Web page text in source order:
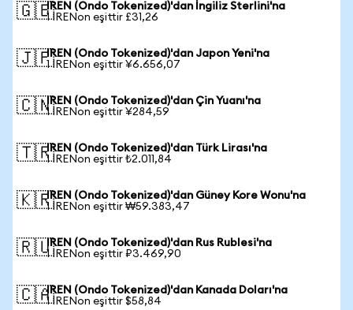
🇬🇧IREN (Ondo Tokenized)'dan İngiliz Sterlini'na
1 IRENon eşittir £31,26
🇯🇵IREN (Ondo Tokenized)'dan Japon Yeni'na
1 IRENon eşittir ¥6.656,07
🇨🇳IREN (Ondo Tokenized)'dan Çin Yuanı'na
1 IRENon eşittir ¥284,59
🇹🇷IREN (Ondo Tokenized)'dan Türk Lirası'na
1 IRENon eşittir ₺2.011,84
🇰🇷IREN (Ondo Tokenized)'dan Güney Kore Wonu'na
1 IRENon eşittir ₩59.383,47
🇷🇺IREN (Ondo Tokenized)'dan Rus Rublesi'na
1 IRENon eşittir ₽3.469,90
🇨🇦IREN (Ondo Tokenized)'dan Kanada Doları'na
1 IRENon eşittir $58,84